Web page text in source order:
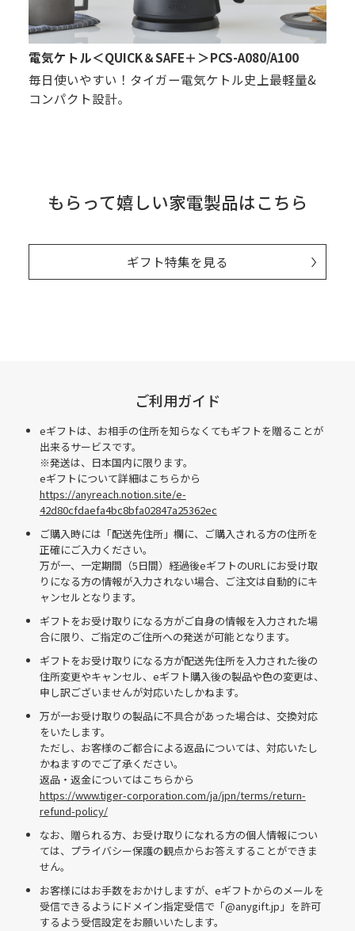
電気ケトル＜QUICK＆SAFE＋＞PCS-A080/A100
毎日使いやすい！タイガー電気ケトル史上最軽量&
コンパクト設計。
もらって嬉しい家電製品はこちら
ギフト特集を見る
ご利用ガイド
eギフトは、お相手の住所を知らなくてもギフトを贈ることが
出来るサービスです。
※発送は、日本国内に限ります。
eギフトについて詳細はこちらから
https://anyreach.notion.site/e-
42d80cfdaefa4bc8bfa02847a25362ec
ご購入時には「配送先住所」欄に、ご購入される方の住所を
正確にご入力ください。
万が一、一定期間（5日間）経過後eギフトのURLにお受け取
りになる方の情報が入力されない場合、ご注文は自動的にキ
ャンセルとなります。
ギフトをお受け取りになる方がご自身の情報を入力された場
合に限り、ご指定のご住所への発送が可能となります。
ギフトをお受け取りになる方が配送先住所を入力された後の
住所変更やキャンセル、eギフト購入後の製品や色の変更は、
申し訳ございませんが対応いたしかねます。
万が一お受け取りの製品に不具合があった場合は、交換対応
をいたします。
ただし、お客様のご都合による返品については、対応いたし
かねますのでご了承ください。
返品・返金についてはこちらから
https://www.tiger-corporation.com/ja/jpn/terms/return-
refund-policy/
なお、贈られる方、お受け取りになれる方の個人情報につい
ては、プライバシー保護の観点からお答えすることができま
せん。
お客様にはお手数をおかけしますが、eギフトからのメールを
受信できるようにドメイン指定受信で「@anygift.jp」を許可
するよう受信設定をお願いいたします。